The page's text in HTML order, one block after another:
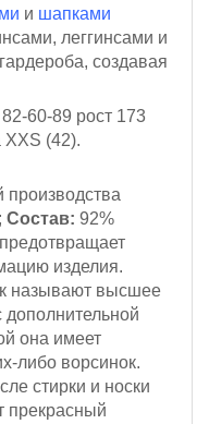
и шапками
леггинсами и
создавая
60-89 рост 173
(42).
производства
Состав: 92%
изделия.
называют высшее
дополнительной
она имеет
либо ворсинок.
стирки и носки
прекрасный